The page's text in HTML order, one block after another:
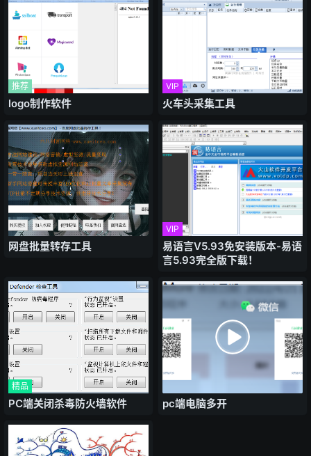
推荐
logo制作软件
VIP
火车头采集工具
网盘批量转存工具
VIP
易语言V5.93免安装版本-易语
言5.93完全版下载！
精品
PC端关闭杀毒防火墙软件 pc端电脑多开